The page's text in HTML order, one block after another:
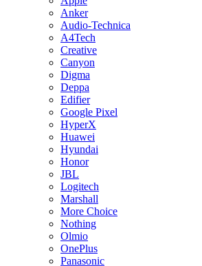
Anker
Audio-Technica
A4Tech
Creative
Canyon
Digma
Deppa
Edifier
Google Pixel
HyperX
Huawei
Hyundai
Honor
JBL
Logitech
Marshall
More Choice
Nothing
Olmio
OnePlus
Panasonic